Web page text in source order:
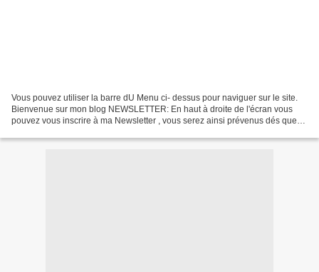
Vous pouvez utiliser la barre dU Menu ci- dessus pour naviguer sur le site.
Bienvenue sur mon blog NEWSLETTER: En haut à droite de l'écran vous
pouvez vous inscrire à ma Newsletter , vous serez ainsi prévenus dés que